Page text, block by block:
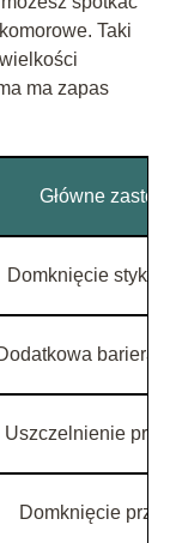
Taki
ma zapas
Główne
Domknięcie styku
bariera
Uszczelnienie
Domknięcie przy